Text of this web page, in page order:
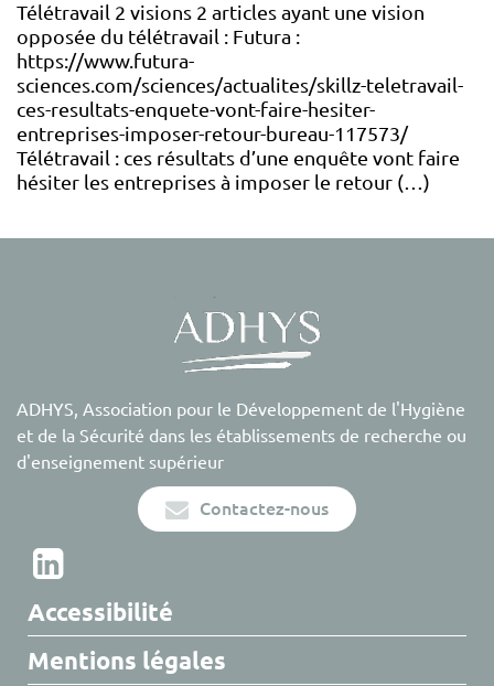
Télétravail 2 visions 2 articles ayant une vision
opposée du télétravail : Futura :
https://www.futura-
sciences.com/sciences/actualites/skillz-teletravail-
ces-resultats-enquete-vont-faire-hesiter-
entreprises-imposer-retour-bureau-117573/
Télétravail : ces résultats d’une enquête vont faire
hésiter les entreprises à imposer le retour (…)
ADHYS, Association pour le Développement de l'Hygiène
et de la Sécurité dans les établissements de recherche ou
d'enseignement supérieur
Contactez-nous
Accessibilité
Mentions légales